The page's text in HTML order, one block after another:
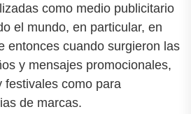
como medio publicitario
el mundo, en particular, en
entonces cuando surgieron las
y mensajes promocionales,
festivales como para
de marcas.